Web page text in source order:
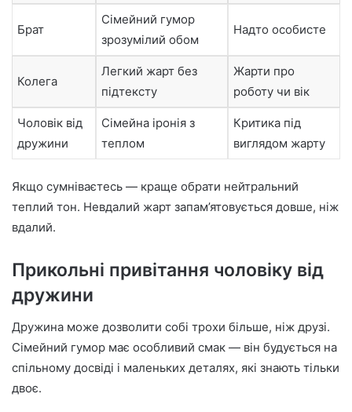
Брат
Сімейний гумор
зрозумілий обом
Надто особисте
Колега
Легкий жарт без
підтексту
Жарти про
роботу чи вік
Чоловік від
дружини
Сімейна іронія з
теплом
Критика під
виглядом жарту
Якщо сумніваєтесь — краще обрати нейтральний
теплий тон. Невдалий жарт запам’ятовується довше, ніж
вдалий.
Прикольні привітання чоловіку від
дружини
Дружина може дозволити собі трохи більше, ніж друзі.
Сімейний гумор має особливий смак — він будується на
спільному досвіді і маленьких деталях, які знають тільки
двоє.